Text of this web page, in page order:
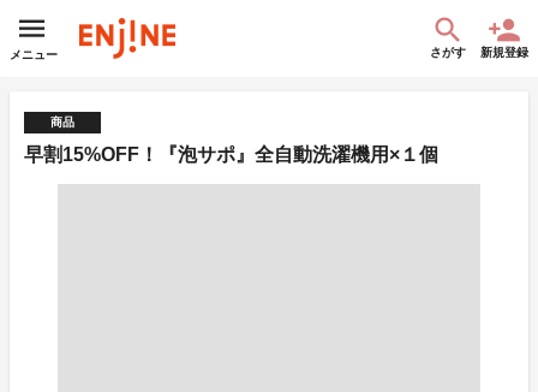
メニュー さがす 新規登録
商品
早割15%OFF！『泡サポ』全自動洗濯機用×１個